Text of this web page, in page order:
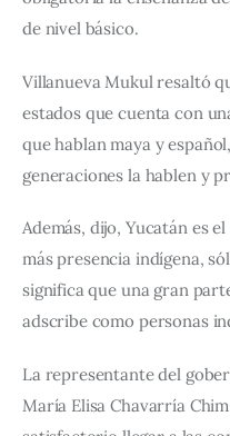
de nivel básico.
Villanueva Mukul resaltó
estados que cuenta con
que hablan maya y
generaciones la hablen y
Además, dijo, Yucatán es
más presencia indígena,
significa que una gran
adscribe como personas
La representante del
María Elisa Chavarría